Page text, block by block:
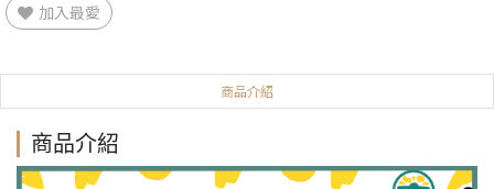
加入最愛
商品介紹
商品介紹